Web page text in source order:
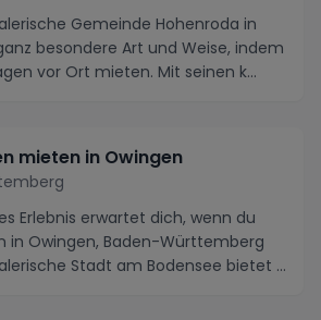
Gemeinde Hohenroda in
besondere Art und Weise, indem
vor Ort mieten. Mit seinen k...
mieten in Owingen
Erlebnis erwartet dich, wenn du
in Owingen, Baden-Württemberg
Stadt am Bodensee bietet ...